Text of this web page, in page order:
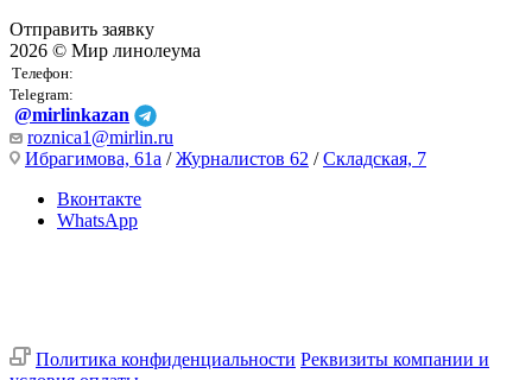
Отправить заявку
2026 © Мир линолеума
Телефон:
Telegram:
@mirlinkazan
roznica1@mirlin.ru
Ибрагимова, 61а /Журналистов 62 /Складская, 7
Вконтакте
WhatsApp
Политика конфиденциальности Реквизиты компании и